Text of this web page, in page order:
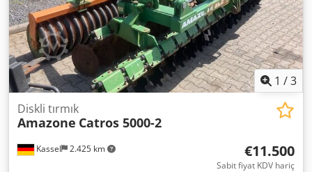
1 /3
Kassel 2.425 km
Diskli tırmık
Amazone Catros 5000-2
€11.500
Sabit fiyat KDV hariç